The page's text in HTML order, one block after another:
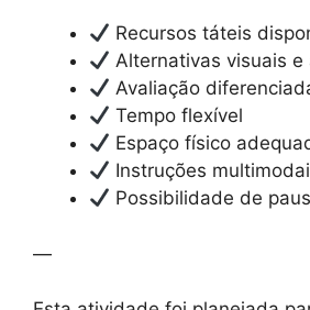
Recursos táteis
Alternativas visuais e
Avaliação
Tempo flexível
Espaço físico
Instruções
Possibilidade de
—